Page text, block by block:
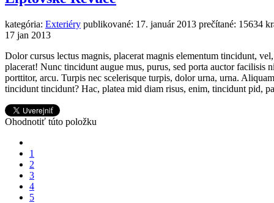
kategória: Exteriéry publikované: 17. január 2013 prečítané: 15634
17 jan 2013
Dolor cursus lectus magnis, placerat magnis elementum tincidunt,
placerat! Nunc tincidunt augue mus, purus, sed porta auctor facilisis
porttitor, arcu. Turpis nec scelerisque turpis, dolor urna, urna.
tincidunt tincidunt? Hac, platea mid diam risus, enim, tincidunt pid,
Ohodnotiť túto položku
1
2
3
4
5